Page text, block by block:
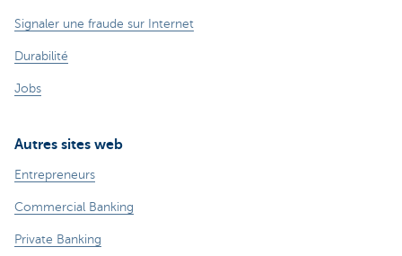
Signaler une fraude sur Internet
Durabilité
Jobs
Autres sites web
Entrepreneurs
Commercial Banking
Private Banking